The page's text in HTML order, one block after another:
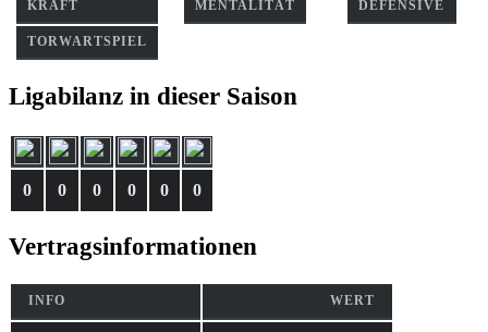
KRAFT
TORWARTSPIEL
MENTALITÄT DEFENSIVE
Ligabilanz in dieser Saison
0 0 0 0 0 0
Vertragsinformationen
INFO WERT